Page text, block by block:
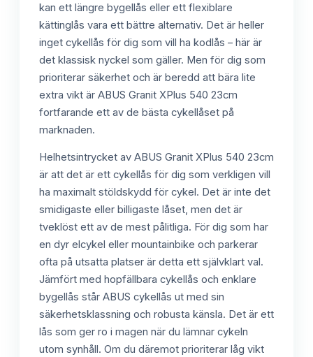
kan ett längre bygellås eller ett flexiblare
kättinglås vara ett bättre alternativ. Det är heller
inget cykellås för dig som vill ha kodlås – här är
det klassisk nyckel som gäller. Men för dig som
prioriterar säkerhet och är beredd att bära lite
extra vikt är ABUS Granit XPlus 540 23cm
fortfarande ett av de bästa cykellåset på
marknaden.
Helhetsintrycket av ABUS Granit XPlus 540 23cm
är att det är ett cykellås för dig som verkligen vill
ha maximalt stöldskydd för cykel. Det är inte det
smidigaste eller billigaste låset, men det är
tveklöst ett av de mest pålitliga. För dig som har
en dyr elcykel eller mountainbike och parkerar
ofta på utsatta platser är detta ett självklart val.
Jämfört med hopfällbara cykellås och enklare
bygellås står ABUS cykellås ut med sin
säkerhetsklassning och robusta känsla. Det är ett
lås som ger ro i magen när du lämnar cykeln
utom synhåll. Om du däremot prioriterar låg vikt